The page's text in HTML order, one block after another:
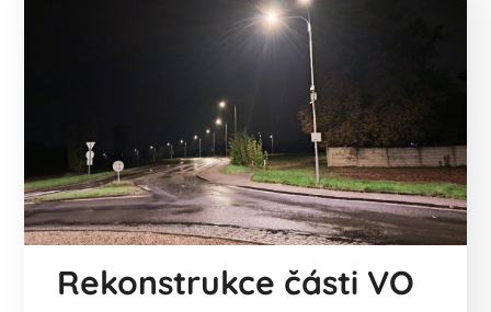
Rekonstrukce části VO